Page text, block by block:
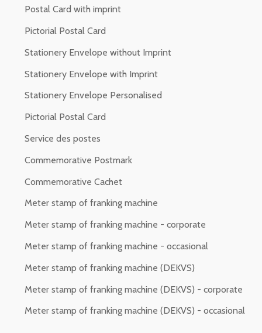
Postal Card with imprint
Pictorial Postal Card
Stationery Envelope without Imprint
Stationery Envelope with Imprint
Stationery Envelope Personalised
Pictorial Postal Card
Service des postes
Commemorative Postmark
Commemorative Cachet
Meter stamp of franking machine
Meter stamp of franking machine - corporate
Meter stamp of franking machine - occasional
Meter stamp of franking machine (DEKVS)
Meter stamp of franking machine (DEKVS) - corporate
Meter stamp of franking machine (DEKVS) - occasional